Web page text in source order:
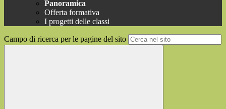
Panoramica
Offerta formativa
I progetti delle classi
Campo di ricerca per le pagine del sito